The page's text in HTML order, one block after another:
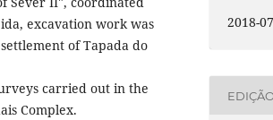
excavation work was
of Tapada do
carried out in the
Complex.
2018-